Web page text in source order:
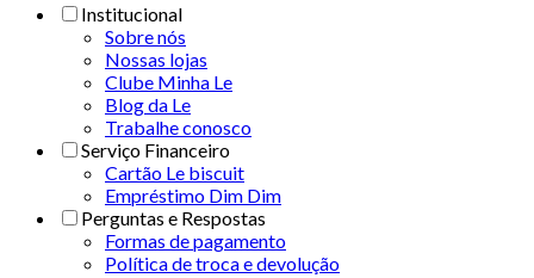
Institucional
Sobre nós
Nossas lojas
Clube Minha Le
Blog da Le
Trabalhe conosco
Serviço Financeiro
Cartão Le biscuit
Empréstimo Dim Dim
Perguntas e Respostas
Formas de pagamento
Política de troca e devolução